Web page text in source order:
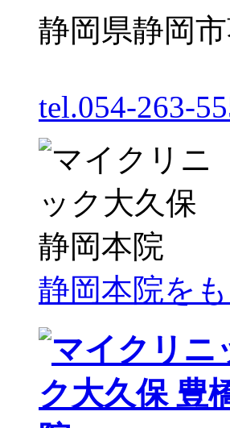
静岡県静岡
tel.054-263-
静岡本院を